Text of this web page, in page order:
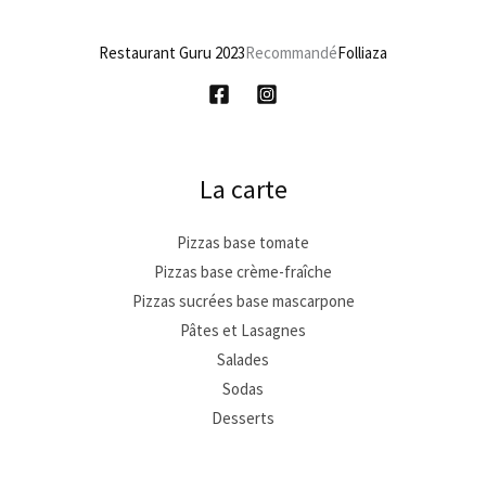
Restaurant Guru 2023RecommandéFolliaza
La carte
Pizzas base tomate
Pizzas base crème-fraîche
Pizzas sucrées base mascarpone
Pâtes et Lasagnes
Salades
Sodas
Desserts